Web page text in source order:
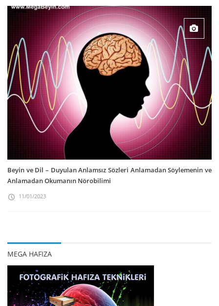
Beyin ve Dil – Duyulan Anlamsız Sözleri Anlamadan Söylemenin ve
Anlamadan Okumanın Nörobilimi
11/01/2023
MEGA HAFIZA